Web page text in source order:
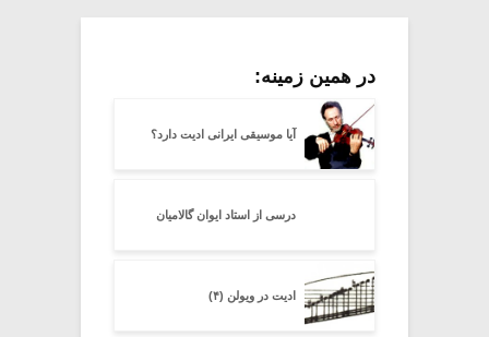
در همین زمینه:
آیا موسیقی ایرانی ادیت دارد؟
درسی از استاد ایوان گالامیان
ادیت در ویولن (۴)